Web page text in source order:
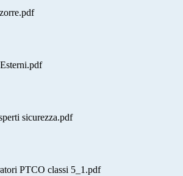
sicurezza.pdf
PTCO classi 5_1.pdf